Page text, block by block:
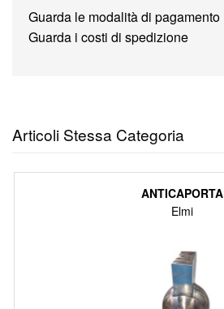
Guarda le modalità di pagamento
Guarda i costi di spedizione
Articoli Stessa Categoria
ANTICAPORTA
Elmi